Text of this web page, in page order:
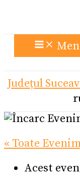
Județul
« Toate
Acest